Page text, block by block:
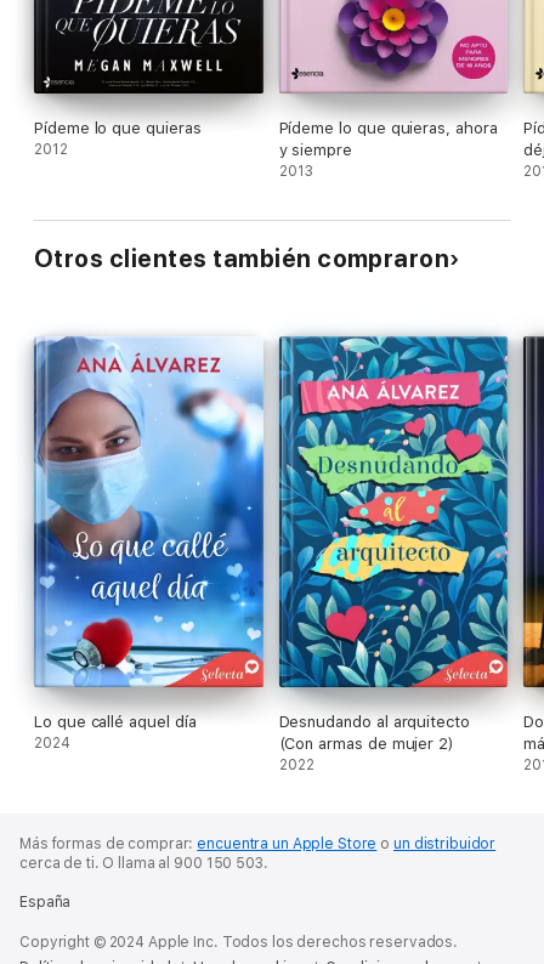
Pídeme lo que quieras
2012
Pídeme lo que quieras, ahora
y siempre
2013
Otros clientes también compraron
Lo que callé aquel día
2024
Desnudando al arquitecto
(Con armas de mujer 2)
2022
Más formas de comprar: encuentra un Apple Store oun distribuidor
cerca de ti. O llama al 900 150 503.
España
Copyright © 2024 Apple Inc. Todos los derechos reservados.